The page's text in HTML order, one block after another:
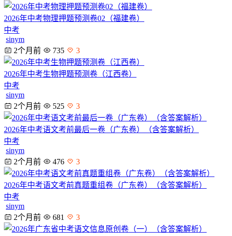
2026年中考物理押题预测卷02（福建卷）
中考
sinym
2个月前
735 3
2026年中考生物押题预测卷（江西卷）
中考
sinym
2个月前
525 3
2026年中考语文考前最后一卷（广东卷）（含答案解析）
中考
sinym
2个月前
476 3
2026年中考语文考前真题重组卷（广东卷）（含答案解析）
中考
sinym
2个月前
681 3